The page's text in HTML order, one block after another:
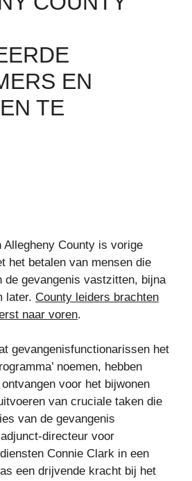
EN
TE
Allegheny County is vorige
het betalen van mensen die
de gevangenis vastzitten, bijna
later. County leiders brachten
naar voren.
gevangenisfunctionarissen het
noemen, hebben
voor het bijwonen
van cruciale taken die
van de gevangenis
directeur voor
Connie Clark in een
een drijvende kracht bij het